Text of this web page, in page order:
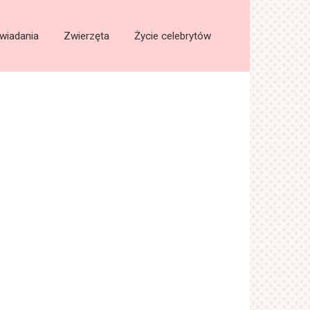
Zwierzęta Życie celebrytów